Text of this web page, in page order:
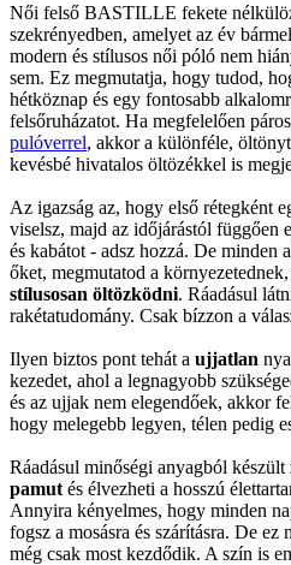
Női felső BASTILLE fekete
szekrényedben, amelyet az év
modern és stílusos női póló nem
sem. Ez megmutatja, hogy tudod,
hétköznap és egy fontosabb
felsőruházatot. Ha megfelelően
pulóverrel, akkor a különféle,
kevésbé hivatalos öltözékkel is
Az igazság az, hogy első rétegként
viselsz, majd az időjárástól függően
és kabátot - adsz hozzá. De minden
őket, megmutatod a
stílusosan öltözködni. Ráadásul
rakétatudomány. Csak bízzon a
Ilyen biztos pont tehát a ujjatlan
kezedet, ahol a legnagyobb
és az ujjak nem elegendőek, akkor
hogy melegebb legyen, télen pedig
Ráadásul minőségi anyagból készült
pamut és élvezheti a hosszú
Annyira kényelmes, hogy minden
fogsz a mosásra és szárításra. De ez
még csak most kezdődik. A szín is